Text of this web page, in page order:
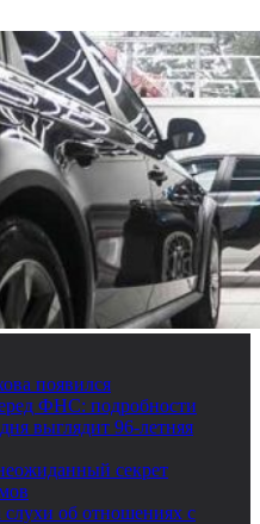
появился
ФНС: подробности
выглядит 96-летняя
секрет
об отношениях с